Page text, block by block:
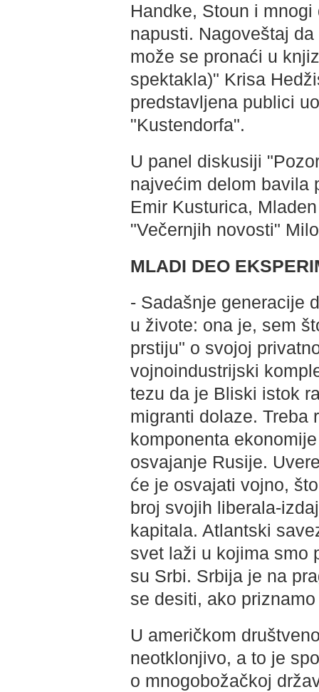
Handke, Stoun i
napusti. Nagoveštaj
može se pronaći u
spektakla)" Krisa
predstavljena publici
"Kustendorfa".
U panel diskusiji
najvećim delom bavila
Emir Kusturica,
"Večernjih novosti"
MLADI DEO
- Sadašnje generacije
u živote: ona je, sem
prstiju" o svojoj
vojnoindustrijski
tezu da je Bliski istok
migranti dolaze. Treba
komponenta
osvajanje Rusije.
će je osvajati vojno,
broj svojih liberala-
kapitala. Atlantski
svet laži u kojima smo
su Srbi. Srbija je na
se desiti, ako
U američkom
neotklonjivo, a to je
o mnogobožačkoj